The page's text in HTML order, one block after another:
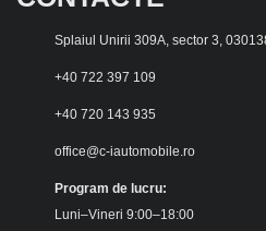
Splaiul Unirii 309A, sector 3,
+40 722 397 109
+40 720 143 935
office@c-iautomobile.ro
Program de lucru:
Luni–Vineri 9:00–18:00